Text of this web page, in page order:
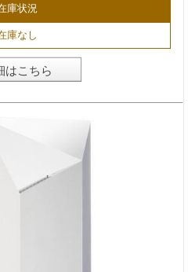
庫状況
庫なし
はこちら